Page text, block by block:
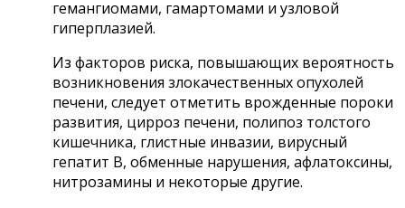
гемангиомами, гамартомами и узловой
гиперплазией.
Из факторов риска, повышающих вероятность
возникновения злокачественных опухолей
печени, следует отметить врожденные пороки
развития, цирроз печени, полипоз толстого
кишечника, глистные инвазии, вирусный
гепатит В, обменные нарушения, афлатоксины,
нитрозамины и некоторые другие.